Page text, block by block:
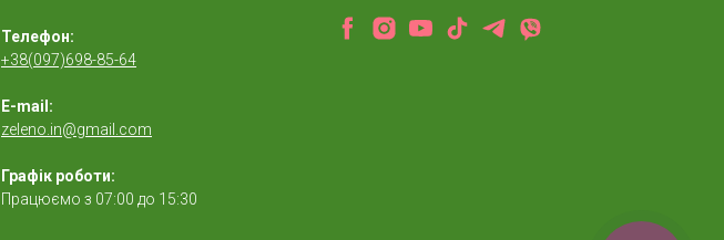
Телефон:
+38(097)698-85-64
E-mail:
zeleno.in@gmail.com
Графік роботи:
Працюємо з 07:00 до 15:30